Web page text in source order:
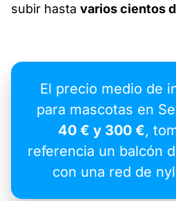
subir hasta varios cientos
El precio medio de
para mascotas en
40 € y 300 €,
referencia un balcón
con una red de